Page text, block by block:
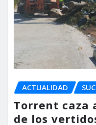
ACTUALIDAD
Torrent caza
de los